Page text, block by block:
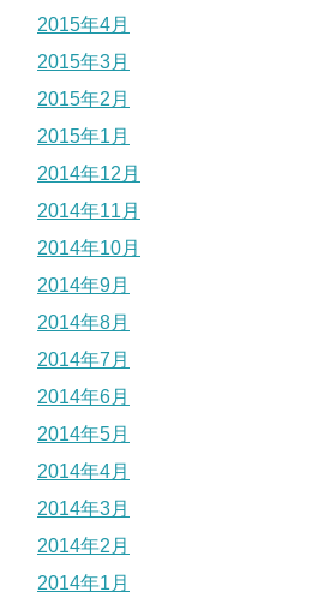
2015年4月
2015年3月
2015年2月
2015年1月
2014年12月
2014年11月
2014年10月
2014年9月
2014年8月
2014年7月
2014年6月
2014年5月
2014年4月
2014年3月
2014年2月
2014年1月